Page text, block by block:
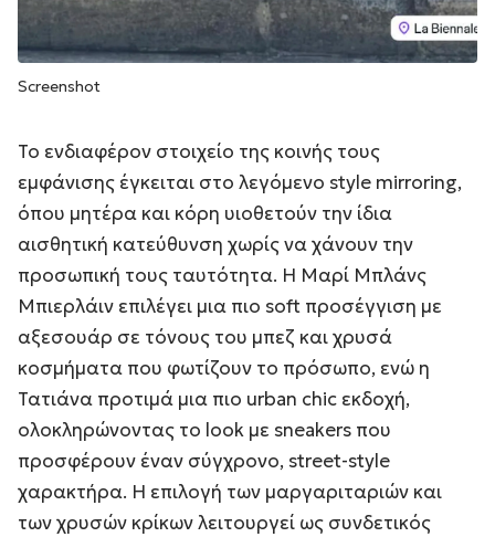
Screenshot
Το ενδιαφέρον στοιχείο της κοινής τους
εμφάνισης έγκειται στο λεγόμενο style mirroring,
όπου μητέρα και κόρη υιοθετούν την ίδια
αισθητική κατεύθυνση χωρίς να χάνουν την
προσωπική τους ταυτότητα. Η Μαρί Μπλάνς
Μπιερλάιν επιλέγει μια πιο soft προσέγγιση με
αξεσουάρ σε τόνους του μπεζ και χρυσά
κοσμήματα που φωτίζουν το πρόσωπο, ενώ η
Τατιάνα προτιμά μια πιο urban chic εκδοχή,
ολοκληρώνοντας το look με sneakers που
προσφέρουν έναν σύγχρονο, street-style
χαρακτήρα. Η επιλογή των μαργαριταριών και
των χρυσών κρίκων λειτουργεί ως συνδετικός